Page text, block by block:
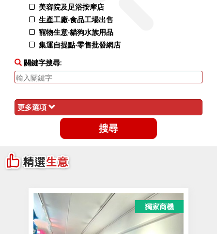
美容院及足浴按摩店
生產工廠‧食品工場出售
寵物生意‧貓狗水族用品
集運自提點‧零售批發網店
關鍵字搜尋:
更多選項
獨家商機